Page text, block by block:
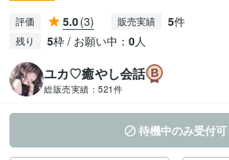
評価 5.0(3) 販売実績 5件
残り 5枠 / お願い中： 0人
ユカ♡癒やし会話
総販売実績： 521件
待機中のみ受付可